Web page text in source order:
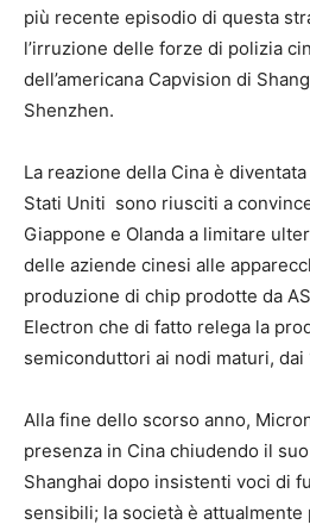
più recente episodio di questa
l’irruzione delle forze di polizia
dell’americana Capvision di
Shenzhen.
La reazione della Cina è
Stati Uniti sono riusciti a
Giappone e Olanda a limitare
delle aziende cinesi alle
produzione di chip prodotte da
Electron che di fatto relega la
semiconduttori ai nodi maturi, dai
Alla fine dello scorso anno,
presenza in Cina chiudendo il
Shanghai dopo insistenti voci di
sensibili; la società è